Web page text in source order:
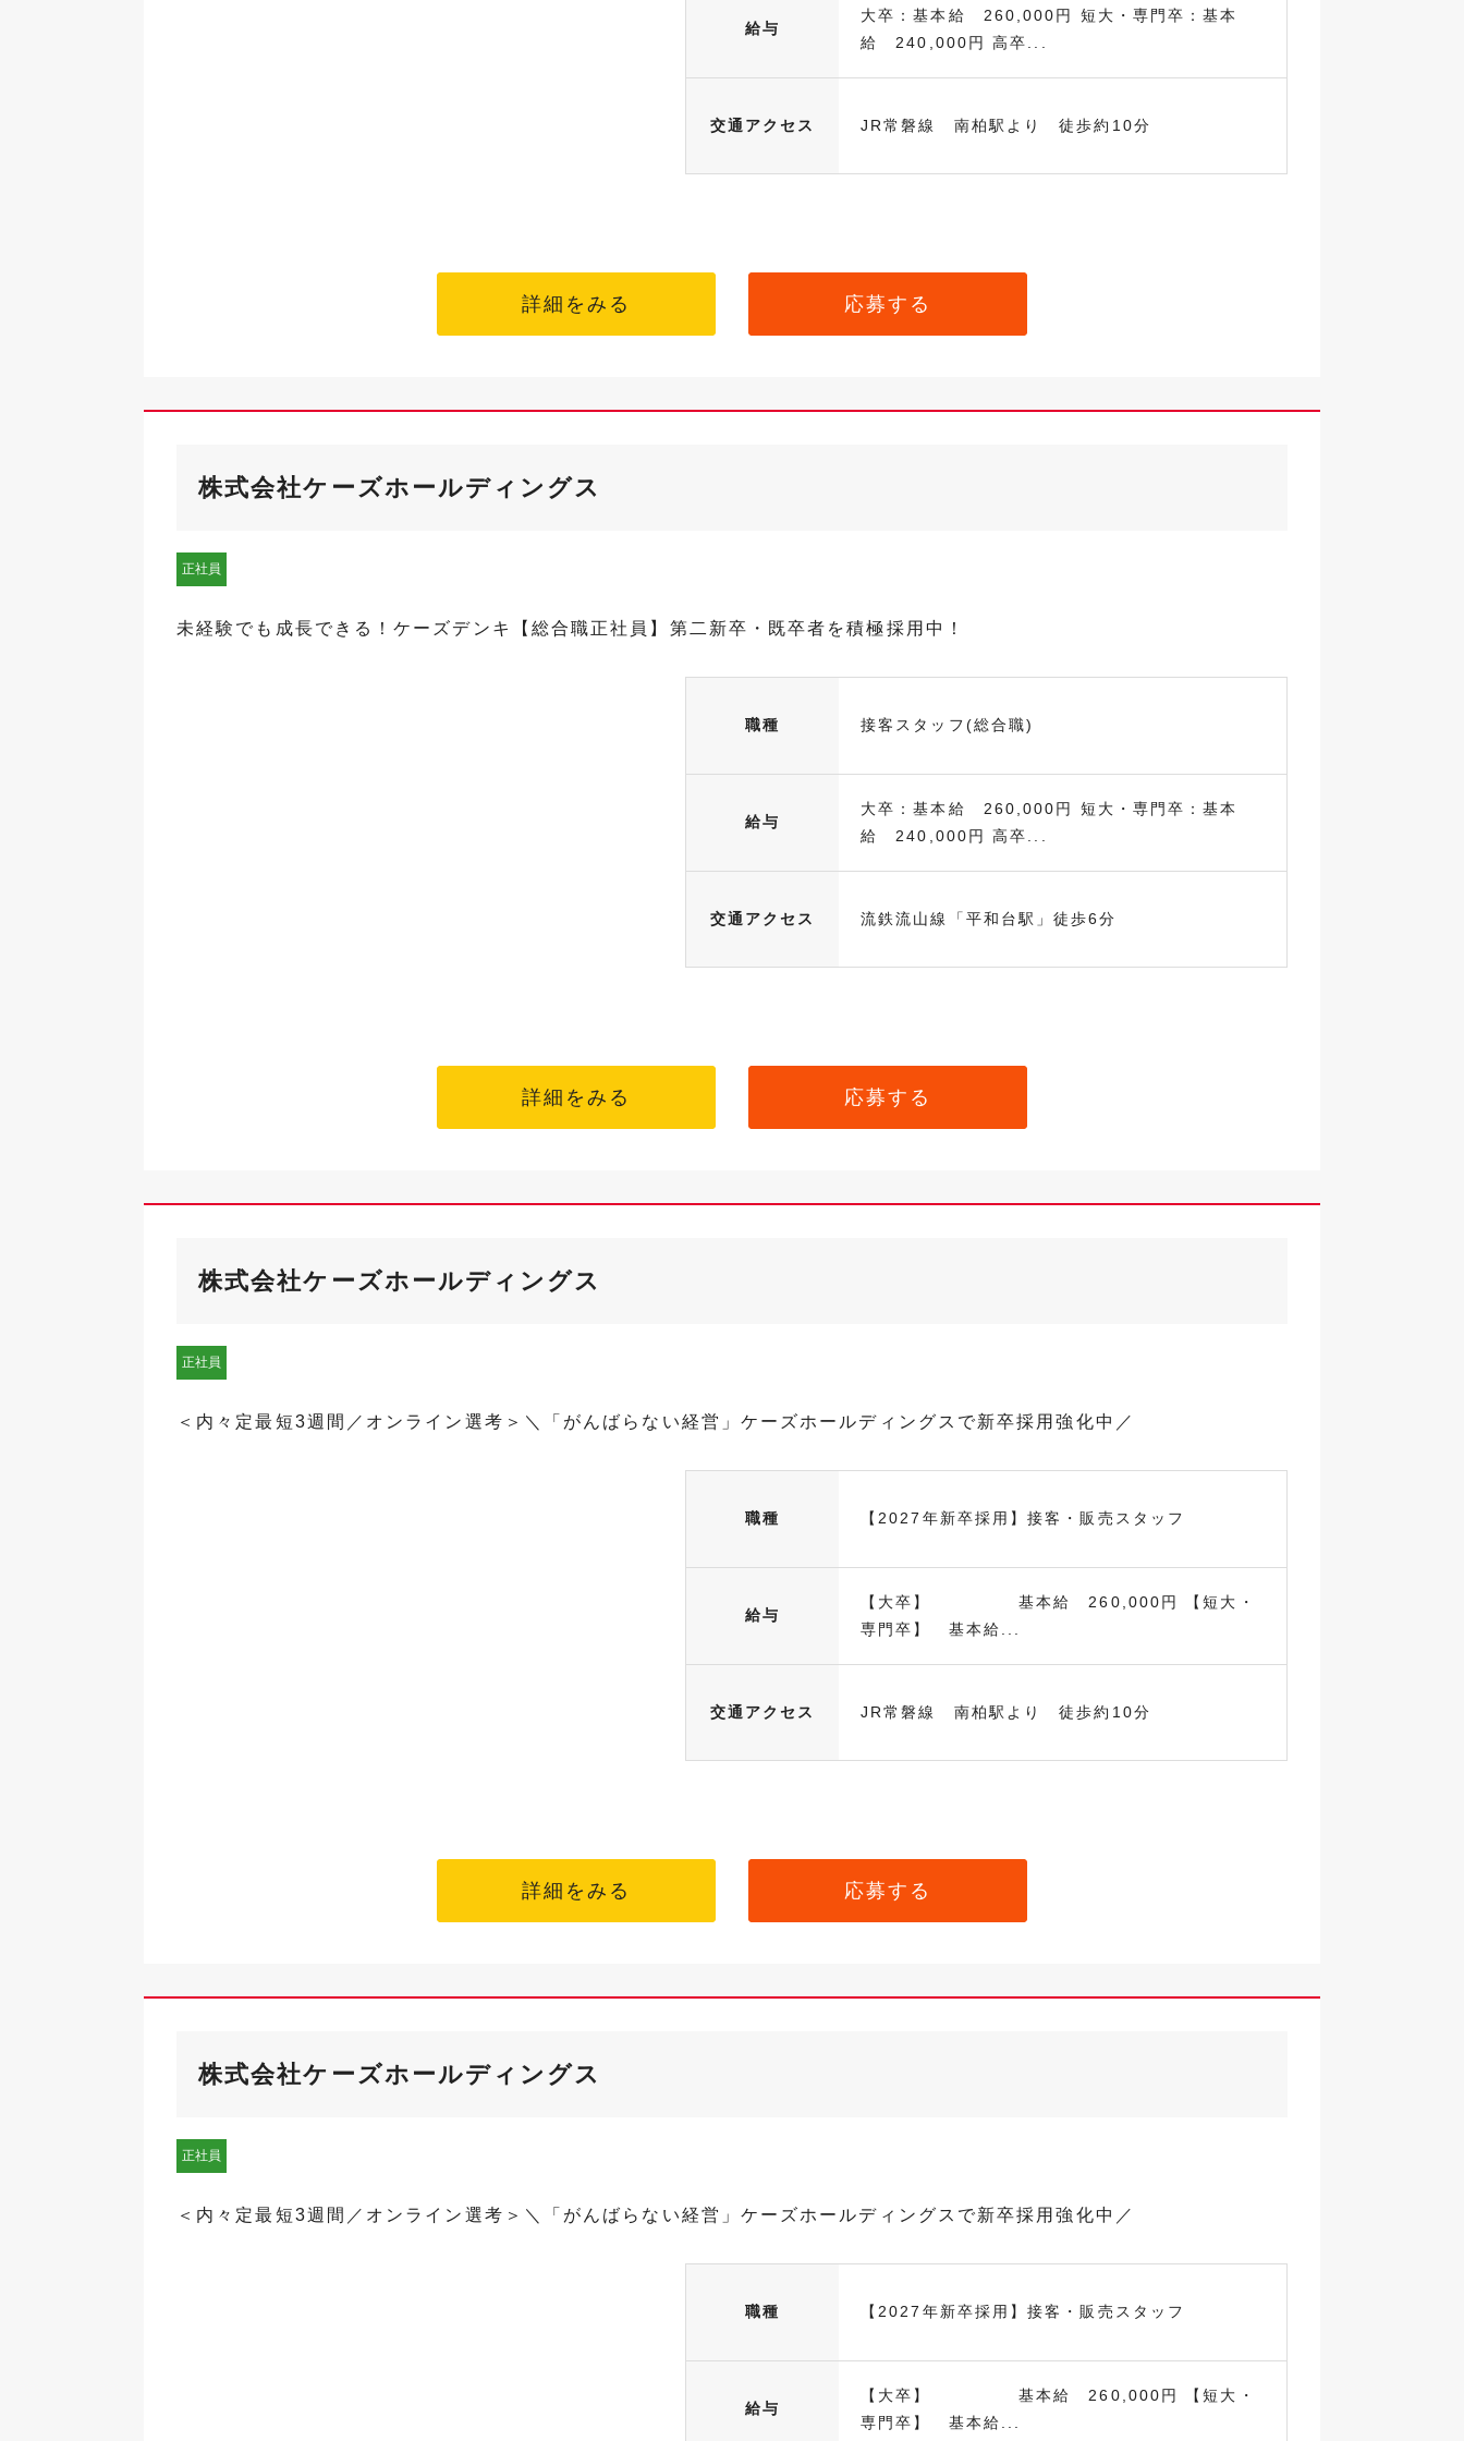
給与
大卒：基本給 260,000円 短大・専門卒：基本
給 240,000円 高卒...
交通アクセス JR常磐線 南柏駅より 徒歩約10分
詳細をみる 応募する
株式会社ケーズホールディングス
正社員
未経験でも成長できる！ケーズデンキ【総合職正社員】第二新卒・既卒者を積極採用中！
職種 接客スタッフ(総合職)
給与
大卒：基本給 260,000円 短大・専門卒：基本
給 240,000円 高卒...
交通アクセス 流鉄流山線「平和台駅」徒歩6分
詳細をみる 応募する
株式会社ケーズホールディングス
正社員
＜内々定最短3週間／オンライン選考＞＼「がんばらない経営」ケーズホールディングスで新卒採用強化中／
職種 【2027年新卒採用】接客・販売スタッフ
給与
【大卒】 基本給 260,000円 【短大・
専門卒】 基本給...
交通アクセス JR常磐線 南柏駅より 徒歩約10分
詳細をみる 応募する
株式会社ケーズホールディングス
正社員
＜内々定最短3週間／オンライン選考＞＼「がんばらない経営」ケーズホールディングスで新卒採用強化中／
職種 【2027年新卒採用】接客・販売スタッフ
給与
【大卒】 基本給 260,000円 【短大・
専門卒】 基本給...